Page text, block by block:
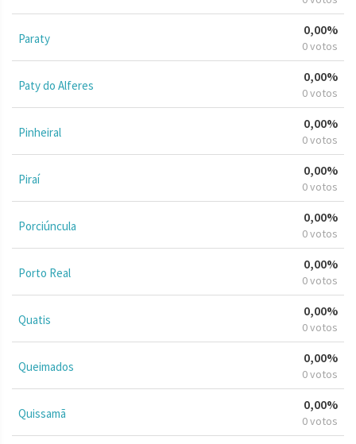
Paraty
0,00%
0 votos
Paty do Alferes
0,00%
0 votos
Pinheiral
0,00%
0 votos
Piraí
0,00%
0 votos
Porciúncula
0,00%
0 votos
Porto Real
0,00%
0 votos
Quatis
0,00%
0 votos
Queimados
0,00%
0 votos
Quissamã
0,00%
0 votos